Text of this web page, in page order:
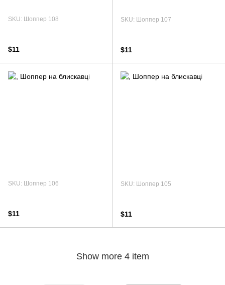
SKU: Шоппер 108
$11
SKU: Шоппер 107
$11
SKU: Шоппер 106
$11
SKU: Шоппер 105
$11
Show more 4 item